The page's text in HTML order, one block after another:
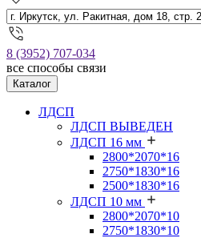
8 (3952) 707-034
все способы связи
Каталог
ЛДСП
ЛДСП ВЫВЕДЕН
ЛДСП 16 мм
2800*2070*16
2750*1830*16
2500*1830*16
ЛДСП 10 мм
2800*2070*10
2750*1830*10